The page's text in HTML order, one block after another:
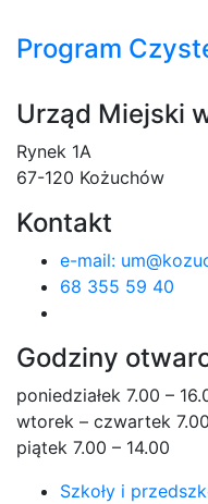
Program
Urząd Miejski
Rynek 1A
67-120 Kożuchów
Kontakt
e-mail:
68 355 59 40
Godziny
poniedziałek 7.00 –
wtorek – czwartek
piątek 7.00 – 14.00
Szkoły i